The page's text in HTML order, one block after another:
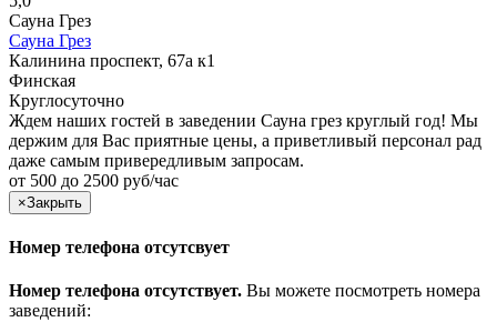
Сауна Грез
Сауна Грез
Калинина проспект, 67а к1
Финская
Круглосуточно
Ждем наших гостей в заведении Сауна грез круглый год! Мы
держим для Вас приятные цены, а приветливый персонал рад
даже самым привередливым запросам.
от 500 до 2500 руб/час
×Закрыть
Номер телефона отсутсвует
Номер телефона отсутствует. Вы можете посмотреть номера
заведений: